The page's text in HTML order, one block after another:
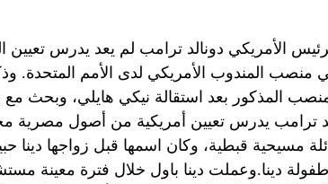
الأمريكي دونالد ترامب لم يعد يدرس تعيين
المندوب الأمريكي لدى الأمم المتحدة.
المذكور بعد استقالة نيكي هايلي، وبحث مع
ترامب يدرس تعيين أمريكية من أصول مصرية
القاهرة لعائلة مسيحية قبطية، وكان اسمها قبل زواجها دينا
طفولة دينا.وعملت دينا باول خلال فترة معينة